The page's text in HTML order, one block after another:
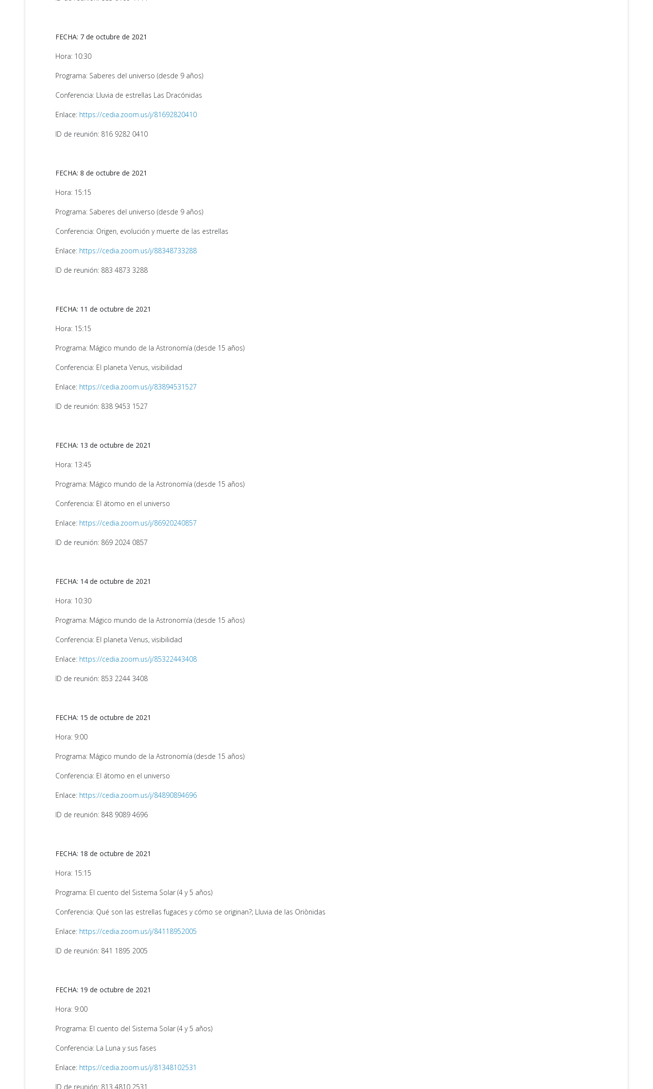
FECHA: 7 de octubre de 2021
Hora: 10:30
Programa: Saberes del universo (desde 9 años)
Conferencia: Lluvia de estrellas Las Dracónidas
Enlace: https://cedia.zoom.us/j/81692820410
ID de reunión: 816 9282 0410
FECHA: 8 de octubre de 2021
Hora: 15:15
Programa: Saberes del universo (desde 9 años)
Conferencia: Origen, evolución y muerte de las estrellas
Enlace: https://cedia.zoom.us/j/88348733288
ID de reunión: 883 4873 3288
FECHA: 11 de octubre de 2021
Hora: 15:15
Programa: Mágico mundo de la Astronomía (desde 15 años)
Conferencia: El planeta Venus, visibilidad
Enlace: https://cedia.zoom.us/j/83894531527
ID de reunión: 838 9453 1527
FECHA: 13 de octubre de 2021
Hora: 13:45
Programa: Mágico mundo de la Astronomía (desde 15 años)
Conferencia: El átomo en el universo
Enlace: https://cedia.zoom.us/j/86920240857
ID de reunión: 869 2024 0857
FECHA: 14 de octubre de 2021
Hora: 10:30
Programa: Mágico mundo de la Astronomía (desde 15 años)
Conferencia: El planeta Venus, visibilidad
Enlace: https://cedia.zoom.us/j/85322443408
ID de reunión: 853 2244 3408
FECHA: 15 de octubre de 2021
Hora: 9:00
Programa: Mágico mundo de la Astronomía (desde 15 años)
Conferencia: El átomo en el universo
Enlace: https://cedia.zoom.us/j/84890894696
ID de reunión: 848 9089 4696
FECHA: 18 de octubre de 2021
Hora: 15:15
Programa: El cuento del Sistema Solar (4 y 5 años)
Conferencia: Qué son las estrellas fugaces y cómo se originan?; Lluvia de las Oriònidas
Enlace: https://cedia.zoom.us/j/84118952005
ID de reunión: 841 1895 2005
FECHA: 19 de octubre de 2021
Hora: 9:00
Programa: El cuento del Sistema Solar (4 y 5 años)
Conferencia: La Luna y sus fases
Enlace: https://cedia.zoom.us/j/81348102531
ID de reunión: 813 4810 2531